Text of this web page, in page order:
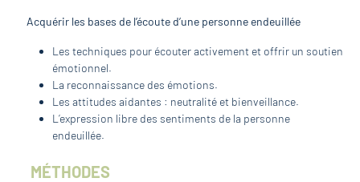
Acquérir les bases de l’écoute d’une personne endeuillée
Les techniques pour écouter activement et offrir un soutien
émotionnel.
La reconnaissance des émotions.
Les attitudes aidantes : neutralité et bienveillance.
L’expression libre des sentiments de la personne
endeuillée.
MÉTHODES